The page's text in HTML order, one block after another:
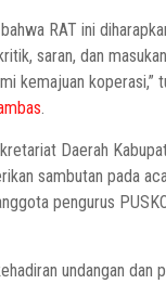
RAT ini
saran, dan
kemajuan koperasi,”
.
Daerah
sambutan pada
pengurus
undangan dan